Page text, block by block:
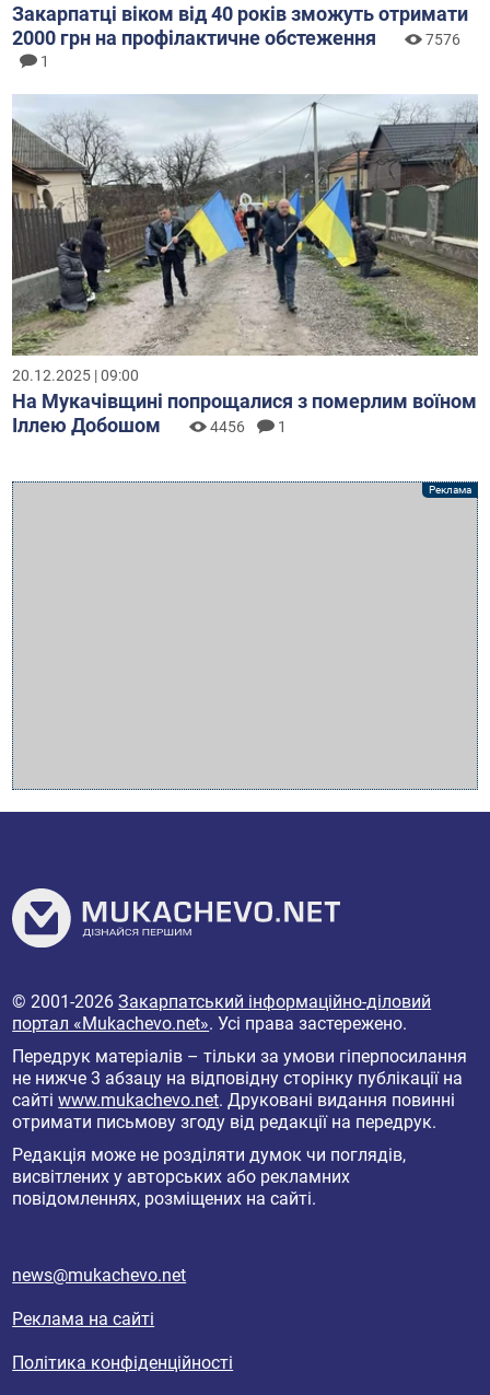
Закарпатці віком від 40 років зможуть отримати
2000 грн на профілактичне обстеження
7576
1
20.12.2025 | 09:00
На Мукачівщині попрощалися з померлим воїном
Іллею Добошом
4456 1
© 2001-2026Закарпатський інформаційно-діловий
портал «Mukachevo.net». Усі права застережено.
Передрук матеріалів – тільки за умови гіперпосилання
не нижче 3 абзацу на відповідну сторінку публікації на
сайтіwww.mukachevo.net. Друковані видання повинні
отримати письмову згоду від редакції на передрук.
Редакція може не розділяти думок чи поглядів,
висвітлених у авторських або рекламних
повідомленнях, розміщених на сайті.
news@mukachevo.net
Реклама на сайті
Політика конфіденційності